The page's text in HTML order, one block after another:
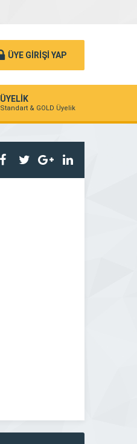
ÜYE GİRİŞİ YAP
ÜYELİK
Standart & GOLD Üyelik